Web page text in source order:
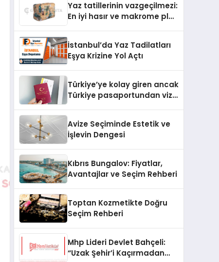
Yaz tatillerinin vazgeçilmezi:
En iyi hasır ve makrome plaj
İstanbul’da Yaz Tadilatları
Eşya Krizine Yol Açtı
Türkiye’ye kolay giren ancak
Türkiye pasaportundan vize
Avize Seçiminde Estetik ve
İşlevin Dengesi
Kıbrıs Bungalov: Fiyatlar,
Avantajlar ve Seçim Rehberi
Toptan Kozmetikte Doğru
Seçim Rehberi
Mhp Lideri Devlet Bahçeli:
“Uzak Şehir’i Kaçırmadan